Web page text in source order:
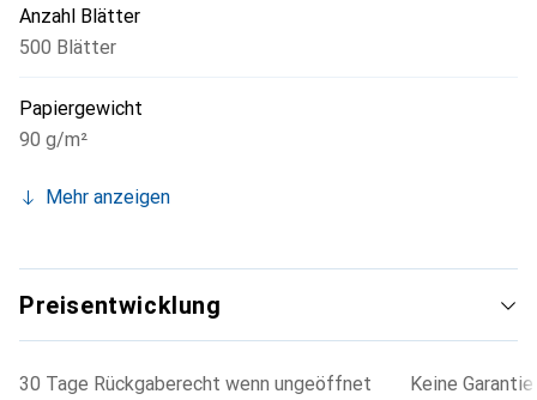
Anzahl Blätter
500 Blätter
Papiergewicht
90 g/m²
Mehr anzeigen
Preisentwicklung
30 Tage Rückgaberecht wenn ungeöffnet
Keine Garantie